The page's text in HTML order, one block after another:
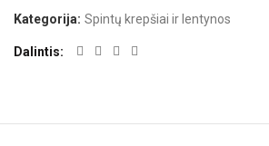
Kategorija: Spintų krepšiai ir lentynos
Dalintis